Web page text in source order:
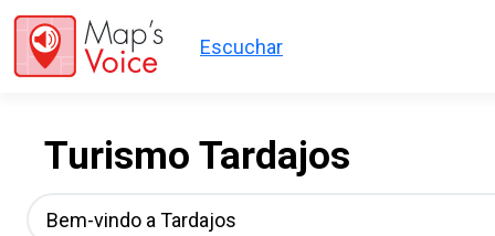
Passar para o conteúdo principal
Escuchar
Turismo Tardajos
Bem-vindo a Tardajos